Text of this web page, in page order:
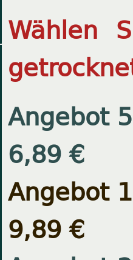
Wählen
Angebot
6,89 €
Angebot
9,89 €